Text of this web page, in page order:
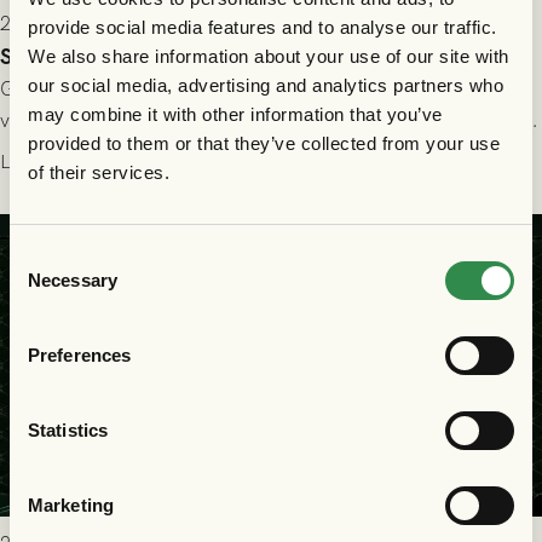
provide social media features and to analyse our traffic.
We also share information about your use of our site with
our social media, advertising and analytics partners who
may combine it with other information that you’ve
provided to them or that they’ve collected from your use
of their services.
Selection
Necessary
Preferences
Statistics
Marketing
2026-07-24 16:40
Seger i första kvalmatchen mot FC Nordsjælland
GAIS dominerade i första halvlek och skapade fler chanser,
välförtjänt fick de in ett ledningsmål strax innan halvtid. Efter
halvtidsvilan sjönk tempot när Nordsjälland tilläts ha mer av
bollen, men GAIS försvarade sig disciplinerat och säkrade en
seger! Matchfoto: Mikael Josefsson & Lasse Ekström
Läs mer